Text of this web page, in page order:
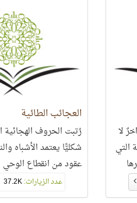
لا
التي
العجائب الطائية
رُتبت الحروف الهجائية
شكليًّا يعتمد الأشباه
عقود من انقطاع الوحي
عدد الزيارات:37.2K